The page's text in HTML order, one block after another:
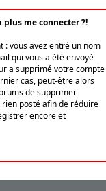
plus me connecter ?!
: vous avez entré un nom
qui vous a été envoyé
a supprimé votre compte
cas, peut-être alors
de supprimer
posté afin de réduire
encore et